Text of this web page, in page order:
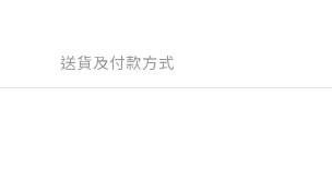
送貨及付款方式